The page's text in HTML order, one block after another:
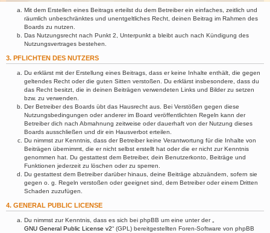
Mit dem Erstellen eines Beitrags erteilst du dem Betreiber ein einfaches, zeitlich und
räumlich unbeschränktes und unentgeltliches Recht, deinen Beitrag im Rahmen des
Boards zu nutzen.
Das Nutzungsrecht nach Punkt 2, Unterpunkt a bleibt auch nach Kündigung des
Nutzungsvertrages bestehen.
3. PFLICHTEN DES NUTZERS
Du erklärst mit der Erstellung eines Beitrags, dass er keine Inhalte enthält, die gegen
geltendes Recht oder die guten Sitten verstoßen. Du erklärst insbesondere, dass du
das Recht besitzt, die in deinen Beiträgen verwendeten Links und Bilder zu setzen
bzw. zu verwenden.
Der Betreiber des Boards übt das Hausrecht aus. Bei Verstößen gegen diese
Nutzungsbedingungen oder anderer im Board veröffentlichten Regeln kann der
Betreiber dich nach Abmahnung zeitweise oder dauerhaft von der Nutzung dieses
Boards ausschließen und dir ein Hausverbot erteilen.
Du nimmst zur Kenntnis, dass der Betreiber keine Verantwortung für die Inhalte von
Beiträgen übernimmt, die er nicht selbst erstellt hat oder die er nicht zur Kenntnis
genommen hat. Du gestattest dem Betreiber, dein Benutzerkonto, Beiträge und
Funktionen jederzeit zu löschen oder zu sperren.
Du gestattest dem Betreiber darüber hinaus, deine Beiträge abzuändern, sofern sie
gegen o. g. Regeln verstoßen oder geeignet sind, dem Betreiber oder einem Dritten
Schaden zuzufügen.
4. GENERAL PUBLIC LICENSE
Du nimmst zur Kenntnis, dass es sich bei phpBB um eine unter der „
GNU General Public License v2“ (GPL) bereitgestellten Foren-Software von phpBB